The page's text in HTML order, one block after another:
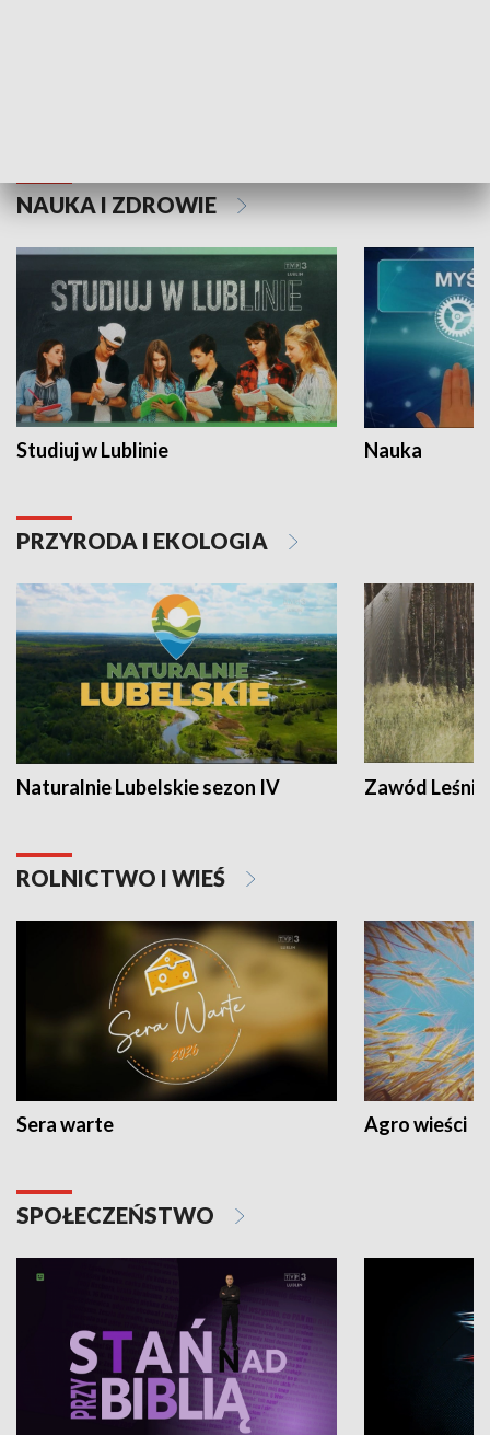
NAUKA I ZDROWIE
Studiuj w Lublinie Nauka
PRZYRODA I EKOLOGIA
Naturalnie Lubelskie sezon IV Zawód Leśnik
ROLNICTWO I WIEŚ
Sera warte Agro wieści
SPOŁECZEŃSTWO